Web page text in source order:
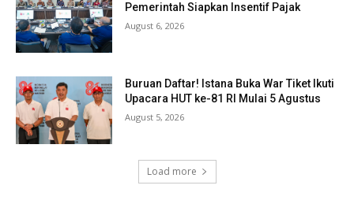
Pemerintah Siapkan Insentif Pajak
August 6, 2026
Buruan Daftar! Istana Buka War Tiket Ikuti
Upacara HUT ke-81 RI Mulai 5 Agustus
August 5, 2026
Load more